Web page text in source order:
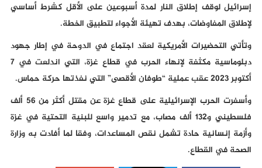
إسرائيل لوقف إطلاق النار لمدة أسبوعين على الأقل كشرط أساسي
لإطلاق المفاوضات، بهدف تهيئة الأجواء لتطبيق الخطة.
وتأتي التحضيرات الأمريكية لعقد اجتماع في الدوحة في إطار جهود
دبلوماسية مكثفة لإنهاء الحرب في قطاع غزة، التي اندلعت في 7
أكتوبر 2023 عقب عملية “طوفان الأقصى” التي نفذتها حركة حماس.
وأسفرت الحرب الإسرائيلية على قطاع غزة عن مقتل أكثر من 56 ألف
فلسطيني و132 ألف مصاب، مع تدمير واسع للبنية التحتية في غزة
وأزمة إنسانية حادة تشمل نقص المساعدات، وفقا لما أفادت به وزارة
الصحة في القطاع.